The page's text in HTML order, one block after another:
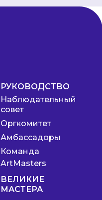
РУКОВОДСТВО
ВЕЛИКИЕ
МАСТЕРА
Наблюдательный
совет
Амбассадоры
Команда
ArtMasters
Оргкомитет